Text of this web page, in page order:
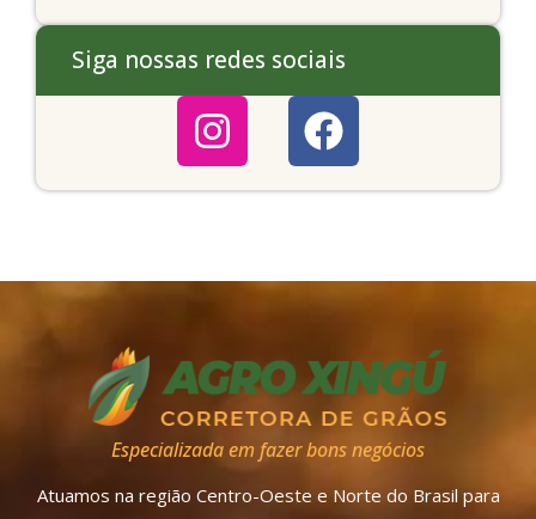
Siga nossas redes sociais
Especializada em fazer bons negócios
Atuamos na região Centro-Oeste e Norte do Brasil para